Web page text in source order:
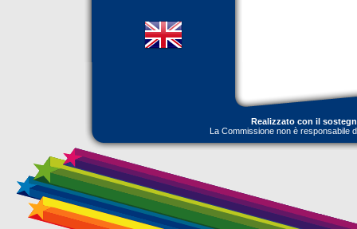
Realizzato con il
La Commissione non è responsabile